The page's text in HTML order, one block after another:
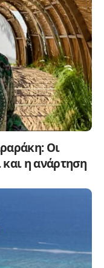
Οι
η ανάρτηση